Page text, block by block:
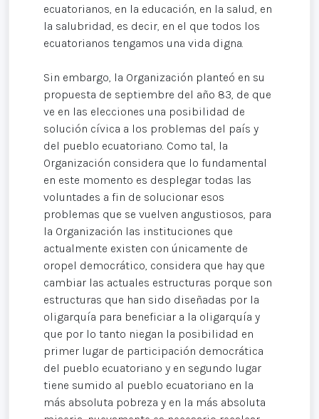
ecuatorianos, en la educación, en la salud, en
la salubridad, es decir, en el que todos los
ecuatorianos tengamos una vida digna.
Sin embargo, la Organización planteó en su
propuesta de septiembre del año 83, de que
ve en las elecciones una posibilidad de
solución cívica a los problemas del país y
del pueblo ecuatoriano. Como tal, la
Organización considera que lo fundamental
en este momento es desplegar todas las
voluntades a fin de solucionar esos
problemas que se vuelven angustiosos, para
la Organización las instituciones que
actualmente existen con únicamente de
oropel democrático, considera que hay que
cambiar las actuales estructuras porque son
estructuras que han sido diseñadas por la
oligarquía para beneficiar a la oligarquía y
que por lo tanto niegan la posibilidad en
primer lugar de participación democrática
del pueblo ecuatoriano y en segundo lugar
tiene sumido al pueblo ecuatoriano en la
más absoluta pobreza y en la más absoluta